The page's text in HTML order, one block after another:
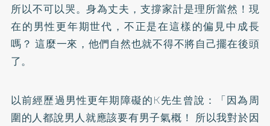
所以不可以哭。身為丈夫，支撐家計是理所當然！現
在的男性更年期世代，不正是在這樣的偏見中成長
嗎？ 這麼一來，他們自然也就不得不將自己擺在後頭
了。
以前經歷過男性更年期障礙的K先生曾說：「因為周
圍的人都說男人就應該要有男子氣概！ 所以我對於因